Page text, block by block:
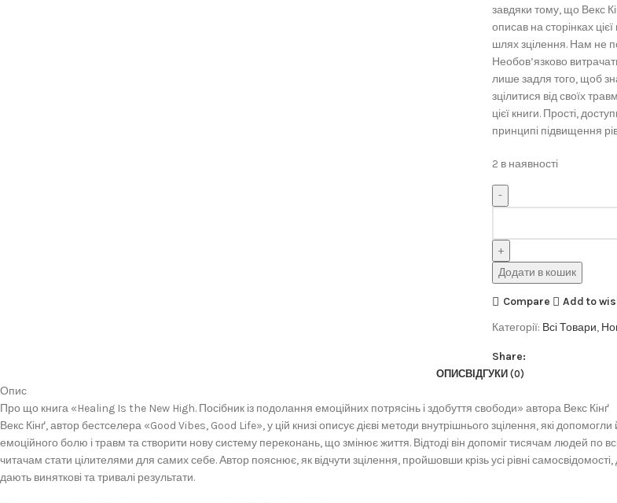
завдяки тому, що Векс
описав на сторінках
шлях зцілення. Нам не
Необов’язково
лише задля того, щоб
зцілитися від своїх
цієї книги. Прості,
принципі підвищення
2 в наявності
Додати в кошик
Compare
Add to
Категорії: Всі Товари,
Share:
ОПИСВІДГУКИ (0)
Опис
Про що книга «Healing Is the New High. Посібник із подолання емоційних потрясінь і здобуття свободи» автора Векс Кінґ
Векс Кінґ, автор бестселера «Good Vibes, Good Life», у цій книзі описує дієві методи внутрішнього зцілення, які
емоційного болю і травм та створити нову систему переконань, що змінює життя. Відтоді він допоміг тисячам людей по
читачам стати цілителями для самих себе. Автор пояснює, як відчути зцілення, пройшовши крізь усі рівні
дають виняткові та тривалі результати.